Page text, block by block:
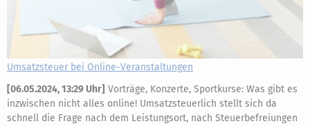
Umsatzsteuer bei Online-Veranstaltungen
[06.05.2024, 13:29 Uhr] Vorträge, Konzerte, Sportkurse: Was gibt es
inzwischen nicht alles online! Umsatzsteuerlich stellt sich da
schnell die Frage nach dem Leistungsort, nach Steuerbefreiungen